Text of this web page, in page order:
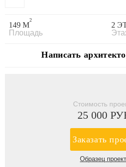
149 М
2
Площадь
2
Написать
Стоимость
25 000
Заказать
Образец